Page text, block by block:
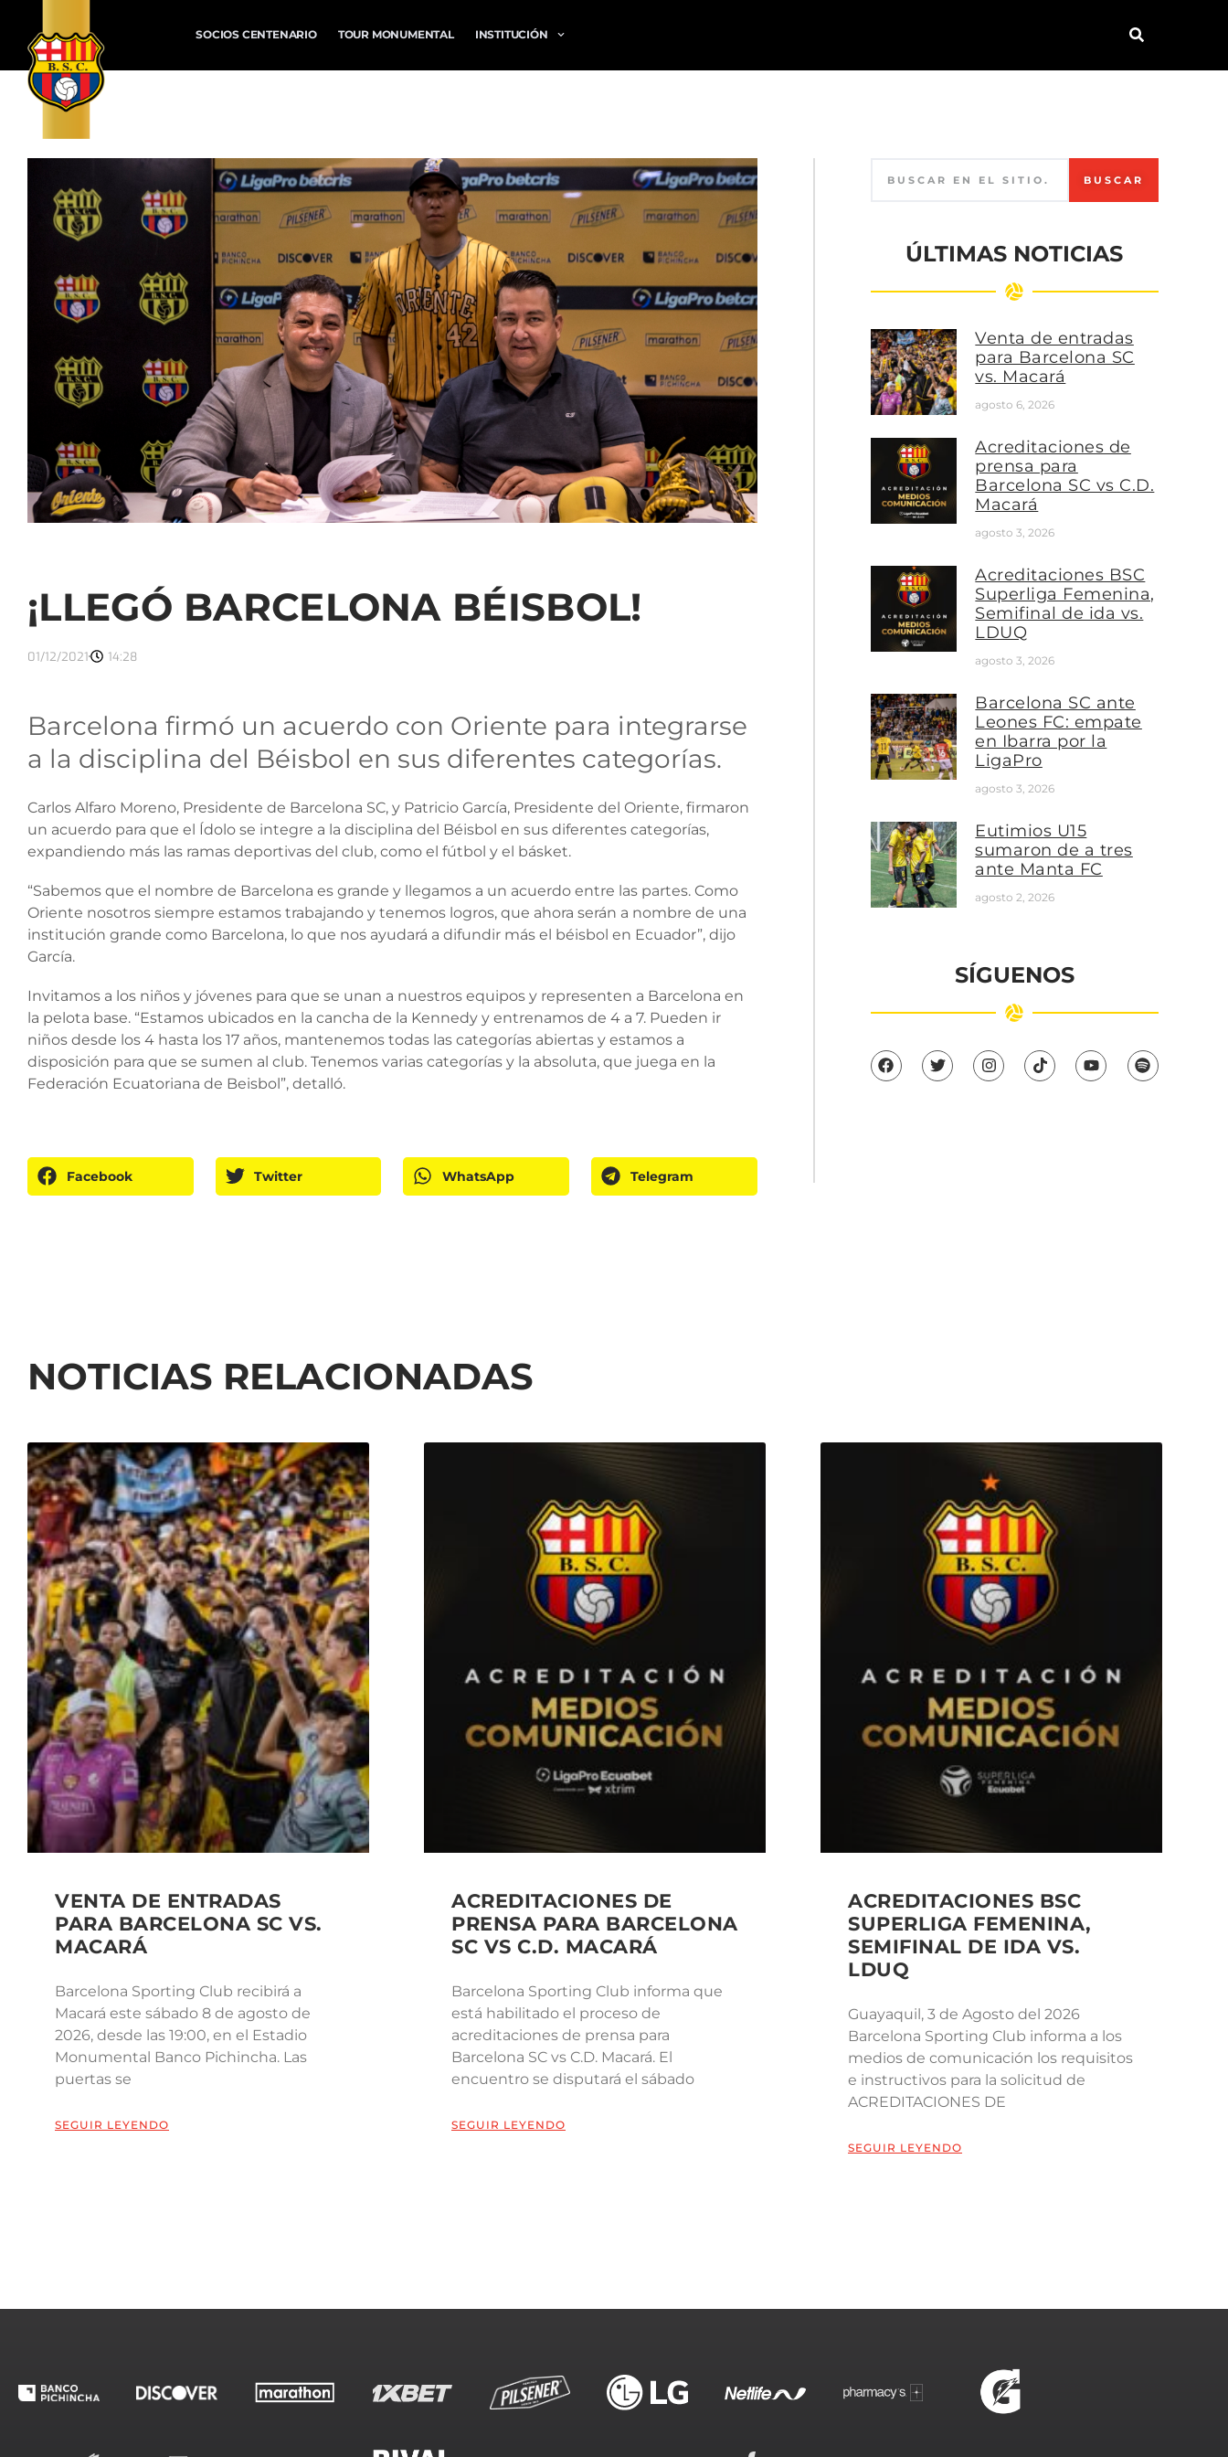
SOCIOS CENTENARIO TOUR MONUMENTAL INSTITUCIÓN
¡LLEGÓ BARCELONA BÉISBOL!
01/12/2021 14:28
Barcelona firmó un acuerdo con Oriente para integrarse
a la disciplina del Béisbol en sus diferentes categorías.
Carlos Alfaro Moreno, Presidente de Barcelona SC, y Patricio García, Presidente del Oriente, firmaron
un acuerdo para que el Ídolo se integre a la disciplina del Béisbol en sus diferentes categorías,
expandiendo más las ramas deportivas del club, como el fútbol y el básket.
“Sabemos que el nombre de Barcelona es grande y llegamos a un acuerdo entre las partes. Como
Oriente nosotros siempre estamos trabajando y tenemos logros, que ahora serán a nombre de una
institución grande como Barcelona, lo que nos ayudará a difundir más el béisbol en Ecuador”, dijo
García.
Invitamos a los niños y jóvenes para que se unan a nuestros equipos y representen a Barcelona en
la pelota base. “Estamos ubicados en la cancha de la Kennedy y entrenamos de 4 a 7. Pueden ir
niños desde los 4 hasta los 17 años, mantenemos todas las categorías abiertas y estamos a
disposición para que se sumen al club. Tenemos varias categorías y la absoluta, que juega en la
Federación Ecuatoriana de Beisbol”, detalló.
Facebook Twitter WhatsApp Telegram
BUSCAR
ÚLTIMAS NOTICIAS
Venta de entradas
para Barcelona SC
vs. Macará
agosto 6, 2026
Acreditaciones de
prensa para
Barcelona SC vs C.D.
Macará
agosto 3, 2026
Acreditaciones BSC
Superliga Femenina,
Semifinal de ida vs.
LDUQ
agosto 3, 2026
Barcelona SC ante
Leones FC: empate
en Ibarra por la
LigaPro
agosto 3, 2026
Eutimios U15
sumaron de a tres
ante Manta FC
agosto 2, 2026
SÍGUENOS
NOTICIAS RELACIONADAS
VENTA DE ENTRADAS
PARA BARCELONA SC VS.
MACARÁ
Barcelona Sporting Club recibirá a
Macará este sábado 8 de agosto de
2026, desde las 19:00, en el Estadio
Monumental Banco Pichincha. Las
puertas se
SEGUIR LEYENDO
ACREDITACIONES DE
PRENSA PARA BARCELONA
SC VS C.D. MACARÁ
Barcelona Sporting Club informa que
está habilitado el proceso de
acreditaciones de prensa para
Barcelona SC vs C.D. Macará. El
encuentro se disputará el sábado
SEGUIR LEYENDO
ACREDITACIONES BSC
SUPERLIGA FEMENINA,
SEMIFINAL DE IDA VS.
LDUQ
Guayaquil, 3 de Agosto del 2026
Barcelona Sporting Club informa a los
medios de comunicación los requisitos
e instructivos para la solicitud de
ACREDITACIONES DE
SEGUIR LEYENDO